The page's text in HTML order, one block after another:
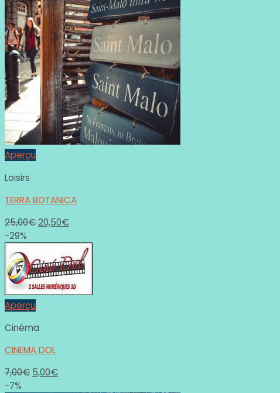
Aperçu
Loisirs
TERRA BOTANICA
25,00€20,50€
-29%
Aperçu
Cinéma
CINEMA DOL
7,00€ 5,00€
-7%